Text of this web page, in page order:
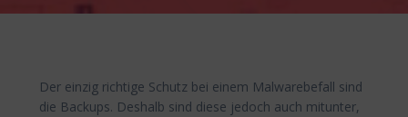
Der einzig richtige Schutz bei einem Malwarebefall sind
die Backups. Deshalb sind diese jedoch auch mitunter,